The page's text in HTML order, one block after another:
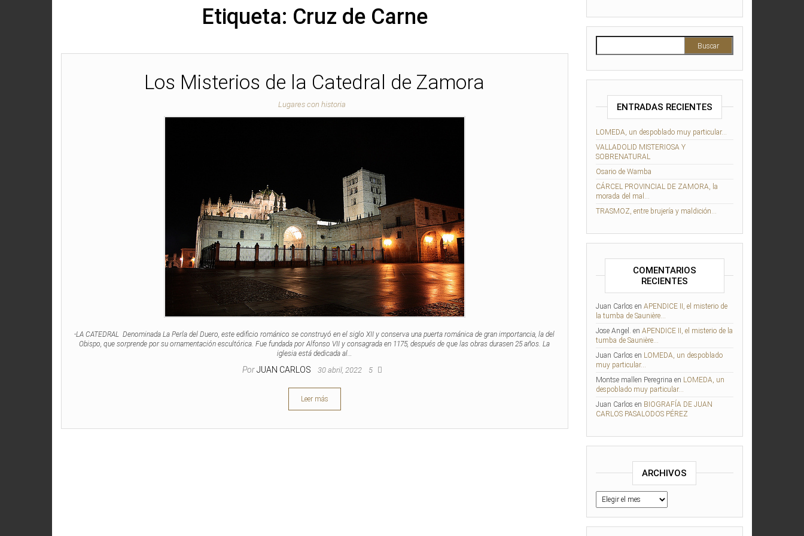
Etiqueta: Cruz de Carne
Los Misterios de la Catedral de Zamora
Lugares con historia
-LA CATEDRAL Denominada La Perla del Duero, este edificio románico se construyó en el siglo XII y conserva una puerta románica de gran importancia, la del
Obispo, que sorprende por su ornamentación escultórica. Fue fundada por Alfonso VII y consagrada en 1175, después de que las obras durasen 25 años. La
iglesia está dedicada al…
Por JUAN CARLOS 30 abril, 2022 5
Leer más
ENTRADAS RECIENTES
LOMEDA, un despoblado muy particular…
VALLADOLID MISTERIOSA Y
SOBRENATURAL
Osario de Wamba
CÁRCEL PROVINCIAL DE ZAMORA, la
morada del mal…
TRASMOZ, entre brujería y maldición…
COMENTARIOS
RECIENTES
Juan Carlos en APENDICE II, el misterio de
la tumba de Saunière…
Jose Angel. en APENDICE II, el misterio de la
tumba de Saunière…
Juan Carlos en LOMEDA, un despoblado
muy particular…
Montse mallen Peregrina en LOMEDA, un
despoblado muy particular…
Juan Carlos en BIOGRAFÍA DE JUAN
CARLOS PASALODOS PÉREZ
ARCHIVOS
Archivos